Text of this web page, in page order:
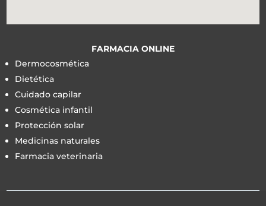
FARMACIA ONLINE
Dermocosmética
Dietética
Cuidado capilar
Cosmética infantil
Protección solar
Medicinas naturales
Farmacia veterinaria